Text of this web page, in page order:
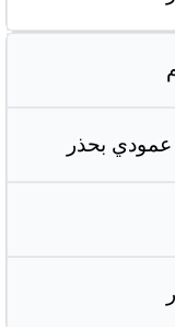
عمودي بحذر